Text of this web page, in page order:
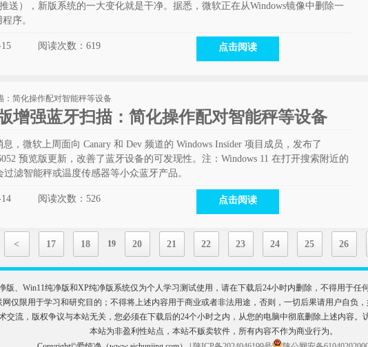
送），新版系统的一大变化就是干净。据悉，微软正在从Windows镜像中删除一
序。
阅读次数： 619 点击阅读
增强蓝牙扫描：简化操作配对智能秤等设备
息，微软上周面向 Canary 和 Dev 频道的 Windows Insider 项目成员，发布了
预览版更新，改善了蓝牙设备的可发现性。注：Windows 11 在打开搜索附近的
滤智能秤或温度传感器等小众蓝牙产品。
阅读次数： 526 点击阅读
< 17 18 19 20 21 22 23 24 25 26
版、Win11纯净版和XP纯净版系统仅为个人学习测试使用，请在下载后24小时内删除，不得用于
仅限用于学习和研究目的；不得将上述内容用于商业或者非法用途，否则，一切后果请用户自负
交流，版权争议与本站无关，您必须在下载后的24个小时之内，从您的电脑中彻底删除上述内容
本站为非盈利性站点，本站不贩卖软件，所有内容不作为商业行为。